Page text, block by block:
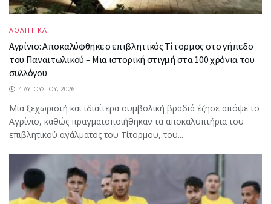
ΑΘΛΗΤΙΚΑ
Αγρίνιο: Αποκαλύφθηκε ο επιβλητικός Τίτορμος στο γήπεδο
του Παναιτωλικού – Μια ιστορική στιγμή στα 100 χρόνια του
συλλόγου
4 ΑΥΓΟΎΣΤΟΥ, 2026
Μια ξεχωριστή και ιδιαίτερα συμβολική βραδιά έζησε απόψε το
Αγρίνιο, καθώς πραγματοποιήθηκαν τα αποκαλυπτήρια του
επιβλητικού αγάλματος του Τίτορμου, του...